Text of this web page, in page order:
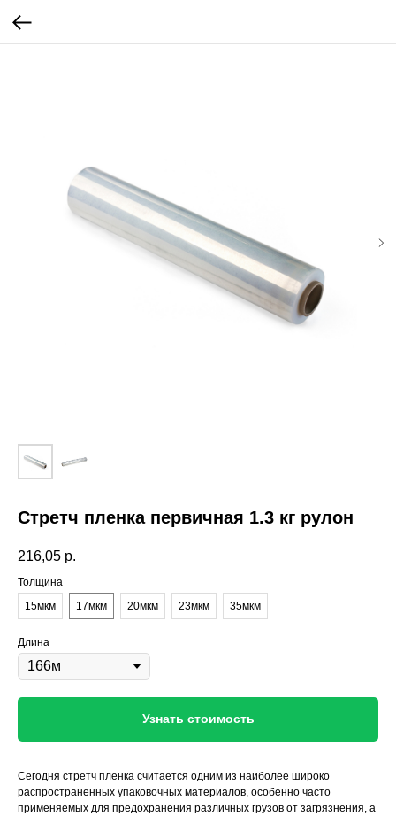
Стретч пленка первичная 1.3 кг рулон
216,05 р.
Толщина
15мкм
17мкм 20мкм 23мкм 35мкм
Длина
Узнать стоимость
Сегодня стретч пленка считается одним из наиболее широко
распространенных упаковочных материалов, особенно часто
применяемых для предохранения различных грузов от загрязнения, а